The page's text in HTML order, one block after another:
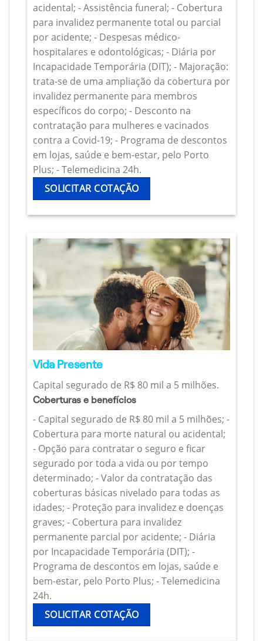
acidental; - Assistência funeral; - Cobertura
para invalidez permanente total ou parcial
por acidente; - Despesas médico-
hospitalares e odontológicas; - Diária por
Incapacidade Temporária (DIT); - Majoração:
trata-se de uma ampliação da cobertura por
invalidez permanente para membros
específicos do corpo; - Desconto na
contratação para mulheres e vacinados
contra a Covid-19; - Programa de descontos
em lojas, saúde e bem-estar, pelo Porto
Plus; - Telemedicina 24h.
SOLICITAR COTAÇÃO
Vida Presente
Capital segurado de R$ 80 mil a 5 milhões.
Coberturas e benefícios
- Capital segurado de R$ 80 mil a 5 milhões; -
Cobertura para morte natural ou acidental;
- Opção para contratar o seguro e ficar
segurado por toda a vida ou por tempo
determinado; - Valor da contratação das
coberturas básicas nivelado para todas as
idades; - Proteção para invalidez e doenças
graves; - Cobertura para invalidez
permanente parcial por acidente; - Diária
por Incapacidade Temporária (DIT); -
Programa de descontos em lojas, saúde e
bem-estar, pelo Porto Plus; - Telemedicina
24h.
SOLICITAR COTAÇÃO